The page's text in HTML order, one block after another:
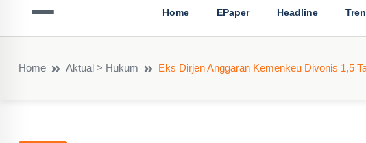
Home EPaper Headline
Home Aktual > Hukum Eks Dirjen Anggaran Kemenkeu Divonis 1,5